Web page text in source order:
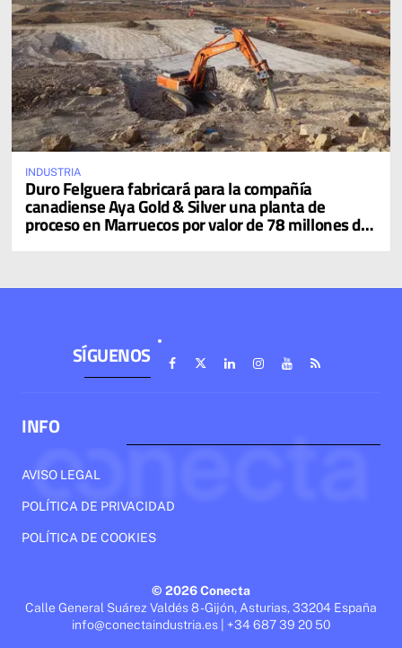
INDUSTRIA
Duro Felguera fabricará para la compañía
canadiense Aya Gold & Silver una planta de
proceso en Marruecos por valor de 78 millones de
dólares
SÍGUENOS
INFO
AVISO LEGAL
POLÍTICA DE PRIVACIDAD
POLÍTICA DE COOKIES
© 2026 Conecta
Calle General Suárez Valdés 8 - Gijón, Asturias, 33204 España
info@conectaindustria.es | +34 687 39 20 50